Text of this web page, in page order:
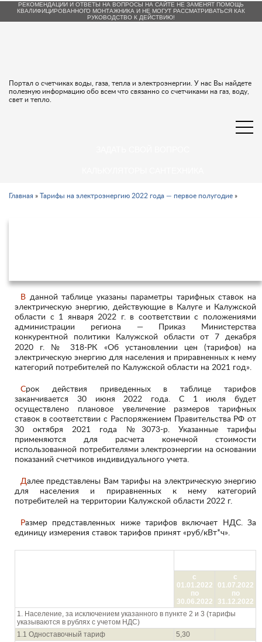
РЕКОМЕНДАЦИИ И ОТВЕТЫ НА ВОПРОСЫ НА САЙТЕ НЕ ЗАМЕНЯТ ПОМОЩЬ
КВАЛИФИЦИРОВАННОГО МОНТАЖНИКА И НЕ МОГУТ РАССМАТРИВАТЬСЯ КАК
РУКОВОДСТВО К ДЕЙСТВИЮ!
Портал о счетчиках воды, газа, тепла и электроэнергии. У нас Вы найдете
полезную информацию обо всем что связанно со счетчиками на газ, воду,
свет и тепло.
Главная » Тарифы на электроэнергию 2022 года — первое полугодие »
В данной таблице указаны параметры тарифных ставок на
электрическую энергию, действующие в Калуге и Калужской
области с 1 января 2022 г. в соответствии с положениями
администрации региона — Приказ Министерства
конкурентной политики Калужской области от 7 декабря
2020 г. № 318-РК «Об установлении цен (тарифов) на
электрическую энергию для населения и приравненных к нему
категорий потребителей по Калужской области на 2021 год».
Срок действия приведенных в таблице тарифов
заканчивается 30 июня 2022 года. С 1 июля будет
осуществлено плановое увеличение размеров тарифных
ставок в соответствии с Распоряжением Правительства РФ от
30 октября 2021 года №3073-р. Указанные тарифы
применяются для расчета конечной стоимости
использованной потребителями электроэнергии на основании
показаний счетчиков индивидуального учета.
Далее представлены Вам тарифы на электрическую энергию
для населения и приравненных к нему категорий
потребителей на территории Калужской области 2022 г.
Размер представленных ниже тарифов включает НДС. За
единицу измерения ставок тарифов принят «руб/кВт*ч».
с
01.01.2022
по
30.06.2022
с
01.07.2022
по
31.12.2022
1. Население, за исключением указанного в пункте 2 и 3 (тарифы
указываются в рублях с учетом НДС)
1.1 Одноставочный тариф
5,30